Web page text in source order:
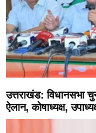
उत्तराखंड: विधानसभा
ऐलान, कोषाध्यक्ष,